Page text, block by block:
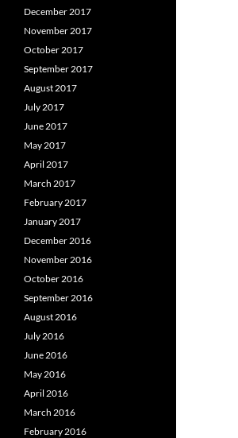
December 2017
November 2017
October 2017
September 2017
August 2017
July 2017
June 2017
May 2017
April 2017
March 2017
February 2017
January 2017
December 2016
November 2016
October 2016
September 2016
August 2016
July 2016
June 2016
May 2016
April 2016
March 2016
February 2016